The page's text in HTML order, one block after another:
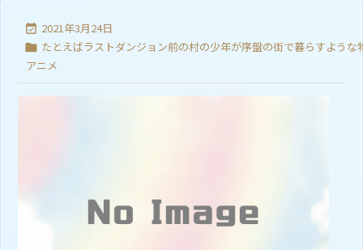
 2021年3月24日
 たとえばラストダンジョン前の村の少年が序盤の街で暮らすような
アニメ